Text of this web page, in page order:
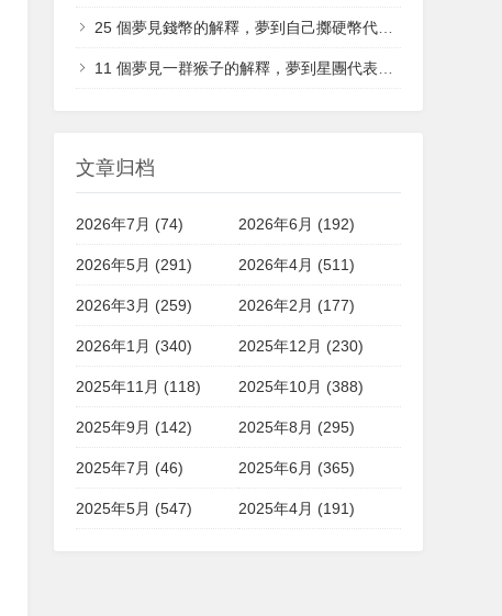
25 個夢見錢幣的解釋，夢到自己擲硬幣代表什麼徵兆？
11 個夢見一群猴子的解釋，夢到星團代表什麼徵兆？
文章归档
2026年7月 (74) 2026年6月 (192)
2026年5月 (291) 2026年4月 (511)
2026年3月 (259) 2026年2月 (177)
2026年1月 (340) 2025年12月 (230)
2025年11月 (118) 2025年10月 (388)
2025年9月 (142) 2025年8月 (295)
2025年7月 (46) 2025年6月 (365)
2025年5月 (547) 2025年4月 (191)